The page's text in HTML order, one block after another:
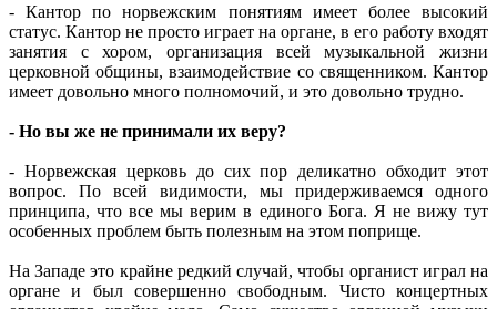
- Кантор по норвежским понятиям имеет более высокий
статус. Кантор не просто играет на органе, в его работу входят
занятия с хором, организация всей музыкальной жизни
церковной общины, взаимодействие со священником. Кантор
имеет довольно много полномочий, и это довольно трудно.
- Но вы же не принимали их веру?
- Норвежская церковь до сих пор деликатно обходит этот
вопрос. По всей видимости, мы придерживаемся одного
принципа, что все мы верим в единого Бога. Я не вижу тут
особенных проблем быть полезным на этом поприще.
На Западе это крайне редкий случай, чтобы органист играл на
органе и был совершенно свободным. Чисто концертных